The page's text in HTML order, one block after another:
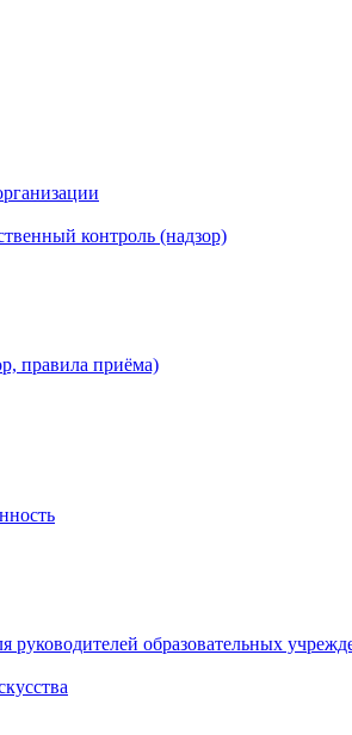
контроль (надзор)
правила приёма)
образовательных